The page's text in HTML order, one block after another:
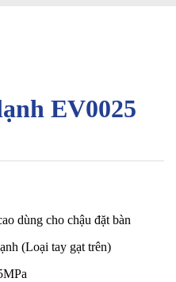
EV0025
dùng cho chậu đặt bàn
(Loại tay gạt trên)